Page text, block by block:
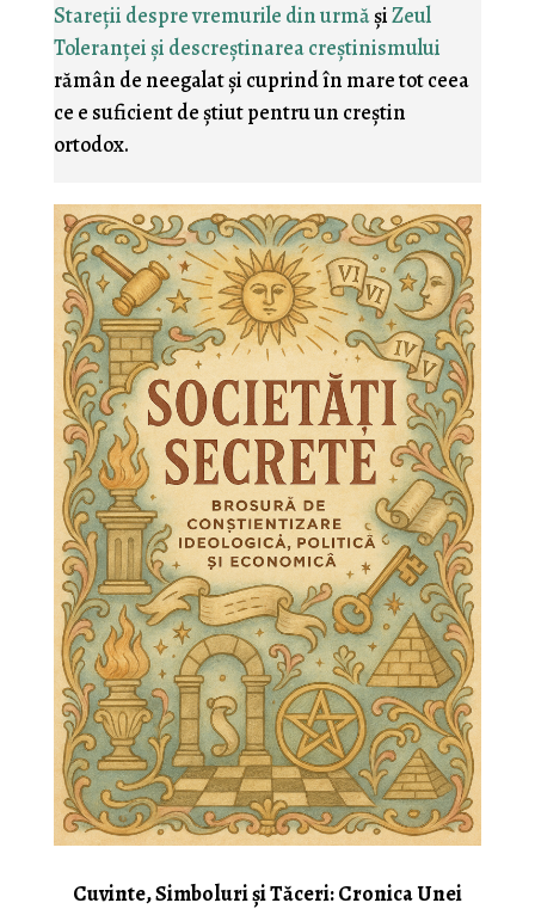
Stareţii despre vremurile din urmăşiZeul
Toleranţei şi descreştinarea creştinismului
rămân de neegalat şi cuprind în mare tot ceea
ce e suficient de ştiut pentru un creştin
ortodox.
Cuvinte, Simboluri și Tăceri: Cronica Unei